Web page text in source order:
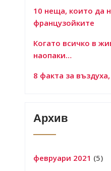
10 неща, които да
французойките
Когато всичко в
наопаки…
8 факта за
Архив
февруари 2021 (5)